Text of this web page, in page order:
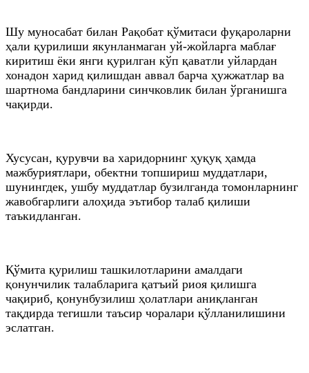
Шу муносабат билан Рақобат қўмитаси фуқароларни
ҳали қурилиши якунланмаган уй-жойларга маблағ
киритиш ёки янги қурилган кўп қаватли уйлардан
хонадон харид қилишдан аввал барча ҳужжатлар ва
шартнома бандларини синчковлик билан ўрганишга
чақирди.
Хусусан, қурувчи ва харидорнинг ҳуқуқ ҳамда
мажбуриятлари, обектни топшириш муддатлари,
шунингдек, ушбу муддатлар бузилганда томонларнинг
жавобгарлиги алоҳида эътибор талаб қилиши
таъкидланган.
Қўмита қурилиш ташкилотларини амалдаги
қонунчилик талабларига қатъий риоя қилишга
чақириб, қонунбузилиш ҳолатлари аниқланган
тақдирда тегишли таъсир чоралари қўлланилишини
эслатган.